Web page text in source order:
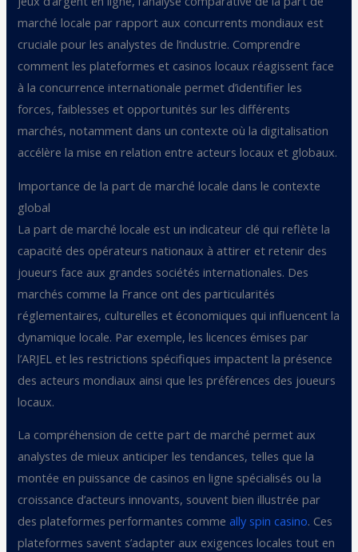
marché locale par rapport aux concurrents mondiaux est
cruciale pour les analystes de l’industrie. Comprendre
comment les plateformes et casinos locaux réagissent face
à la concurrence internationale permet d’identifier les
forces, faiblesses et opportunités sur les différents
marchés, notamment dans un contexte où la digitalisation
accélère la mise en relation entre acteurs locaux et globaux.
Importance de la part de marché locale dans le contexte
global
La part de marché locale est un indicateur clé qui reflète la
capacité des opérateurs nationaux à attirer et retenir des
joueurs face aux grandes sociétés internationales. Des
marchés comme la France ont des particularités
réglementaires, culturelles et économiques qui influencent la
dynamique locale. Par exemple, les licences émises par
l’ARJEL et les restrictions spécifiques impactent la présence
des acteurs mondiaux ainsi que les préférences des joueurs
locaux.
La compréhension de cette part de marché permet aux
analystes de mieux anticiper les tendances, telles que la
montée en puissance de casinos en ligne spécialisés ou la
croissance d’acteurs innovants, souvent bien illustrée par
des plateformes performantes commeally spin casino. Ces
plateformes savent s’adapter aux exigences locales tout en